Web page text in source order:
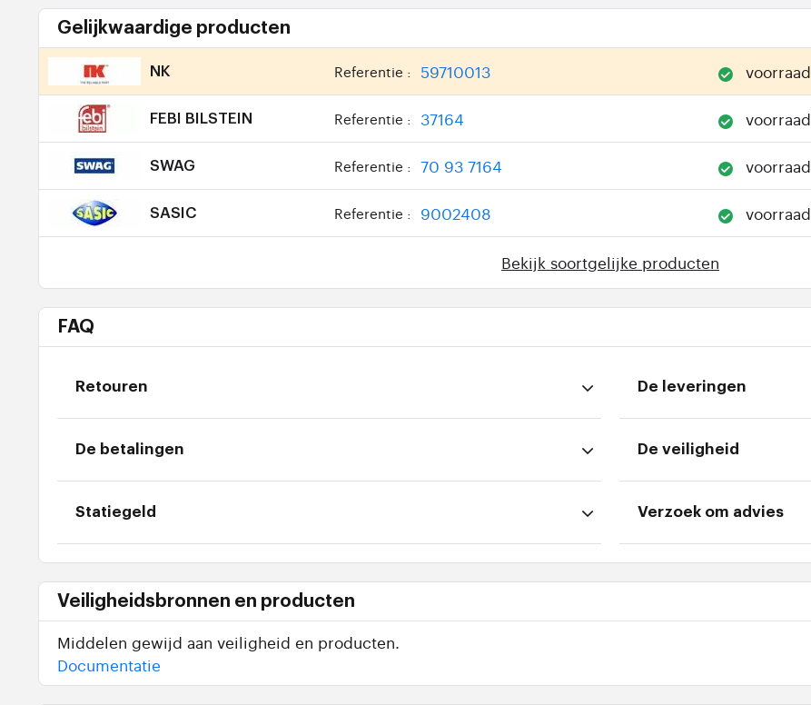
Gelijkwaardige producten
NK Referentie : 59710013 voorraad
FEBI BILSTEIN Referentie : 37164 voorraad
SWAG Referentie : 70 93 7164 voorraad
SASIC Referentie : 9002408 voorraad
Bekijk soortgelijke producten
FAQ
Retouren
De betalingen
Statiegeld
De leveringen
De veiligheid
Verzoek om advies
Veiligheidsbronnen en producten
Middelen gewijd aan veiligheid en producten.
Documentatie